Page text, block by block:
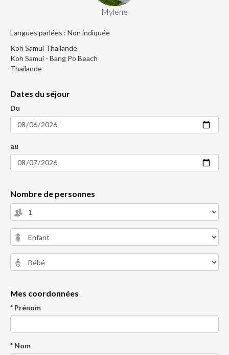
Mylene
Langues parlées : Non indiquée
Koh Samui Thailande
Koh Samui - Bang Po Beach
Thailande
Dates du séjour
Du
au
Nombre de personnes
Mes coordonnées
* Prénom
* Nom